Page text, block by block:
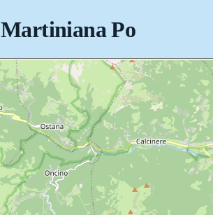
Martiniana Po